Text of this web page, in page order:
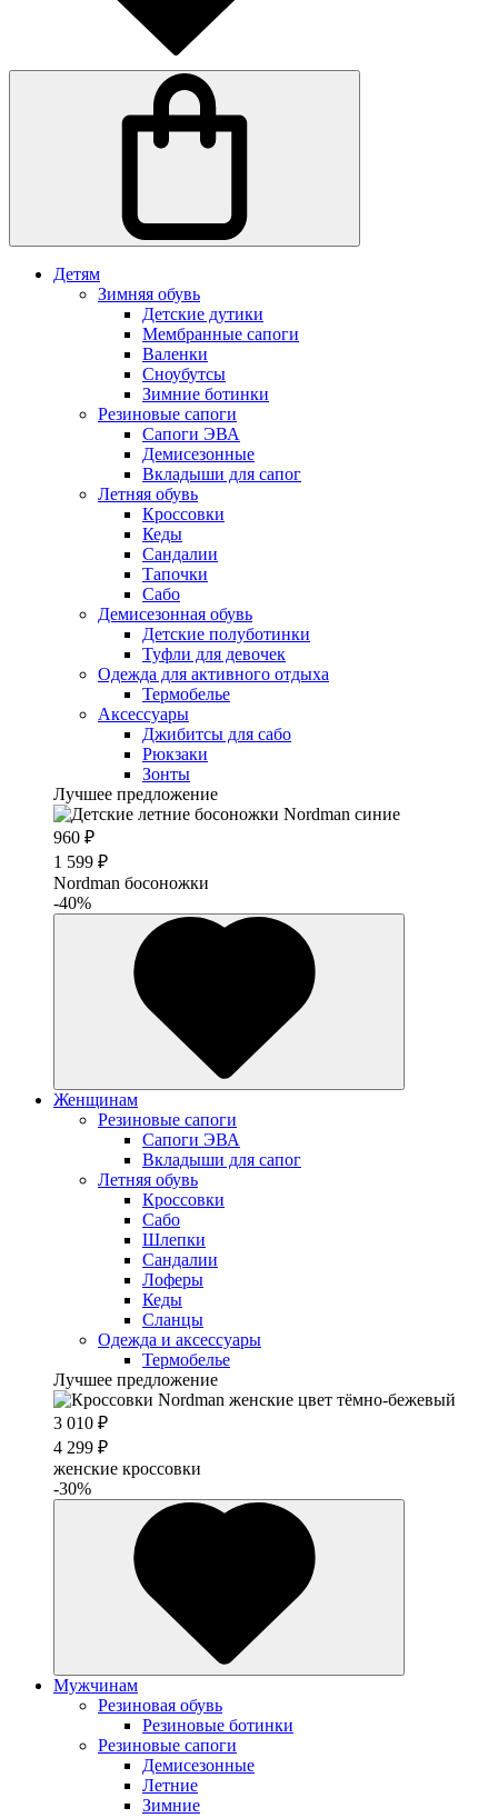
Детям
Зимняя обувь
Детские дутики
Мембранные сапоги
Валенки
Сноубутсы
Зимние ботинки
Резиновые сапоги
Сапоги ЭВА
Демисезонные
Вкладыши для сапог
Летняя обувь
Кроссовки
Кеды
Сандалии
Тапочки
Сабо
Демисезонная обувь
Детские полуботинки
Туфли для девочек
Одежда для активного отдыха
Термобелье
Аксессуары
Джибитсы для сабо
Рюкзаки
Зонты
Лучшее предложение
960 ₽
1 599 ₽
Nordman босоножки
-40%
Женщинам
Резиновые сапоги
Cапоги ЭВА
Вкладыши для сапог
Летняя обувь
Кроссовки
Сабо
Шлепки
Сандалии
Лоферы
Кеды
Сланцы
Одежда и аксессуары
Термобелье
Лучшее предложение
3 010 ₽
4 299 ₽
женские кроссовки
-30%
Мужчинам
Резиновая обувь
Резиновые ботинки
Резиновые сапоги
Демисезонные
Летние
Зимние